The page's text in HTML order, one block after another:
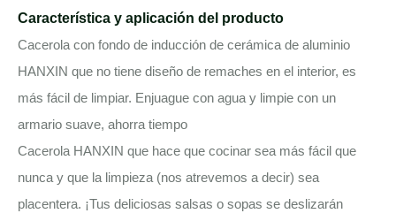
Característica y aplicación del producto
Cacerola con fondo de inducción de cerámica de aluminio
HANXIN que no tiene diseño de remaches en el interior, es
más fácil de limpiar. Enjuague con agua y limpie con un
armario suave, ahorra tiempo
Cacerola HANXIN que hace que cocinar sea más fácil que
nunca y que la limpieza (nos atrevemos a decir) sea
placentera. ¡Tus deliciosas salsas o sopas se deslizarán